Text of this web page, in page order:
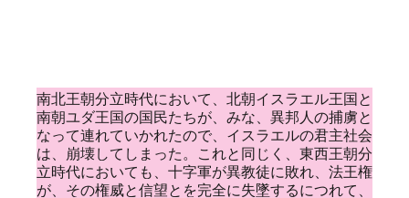
南北王朝分立時代において、北朝イスラエル王国と
南朝ユダ王国の国民たちが、みな、異邦人の捕虜と
なって連れていかれたので、イスラエルの君主社会
は、崩壊してしまった。これと同じく、東西王朝分
立時代においても、十字軍が異教徒に敗れ、法王権
が、その権威と信望とを完全に失墜するにつれて、